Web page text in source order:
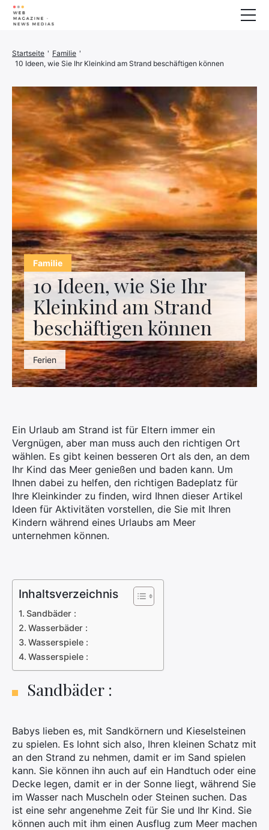
Familie
10 Ideen, wie Sie Ihr
Kleinkind am Strand
beschäftigen können
Ferien
Startseite ' Familie '
10 Ideen, wie Sie Ihr Kleinkind am Strand beschäftigen können
Ein Urlaub am Strand ist für Eltern immer ein
Vergnügen, aber man muss auch den richtigen Ort
wählen. Es gibt keinen besseren Ort als den, an dem
Ihr Kind das Meer genießen und baden kann. Um
Ihnen dabei zu helfen, den richtigen Badeplatz für
Ihre Kleinkinder zu finden, wird Ihnen dieser Artikel
Ideen für Aktivitäten vorstellen, die Sie mit Ihren
Kindern während eines Urlaubs am Meer
unternehmen können.
Inhaltsverzeichnis
Sandbäder :
Wasserbäder :
Wasserspiele :
Wasserspiele :
Sandbäder :
Babys lieben es, mit Sandkörnern und Kieselsteinen
zu spielen. Es lohnt sich also, Ihren kleinen Schatz mit
an den Strand zu nehmen, damit er im Sand spielen
kann. Sie können ihn auch auf ein Handtuch oder eine
Decke legen, damit er in der Sonne liegt, während Sie
im Wasser nach Muscheln oder Steinen suchen. Das
ist eine sehr angenehme Zeit für Sie und Ihr Kind. Sie
können auch mit ihm einen Ausflug zum Meer machen
Tiere
Haus
3D-Drucker
Stromerzeuger
Finanzen
Familie
Auto/Motorrad
Marketing
Über
Kontaktieren Sie uns